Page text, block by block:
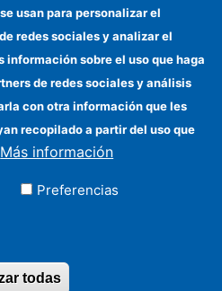
derechos
usan para personalizar el
redes sociales y analizar el
sobre el uso que haga
de redes sociales y análisis
con otra información que les
recopilado a partir del uso que
Más información
Preferencias
todas